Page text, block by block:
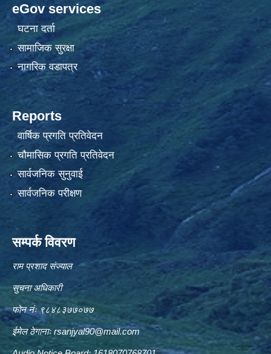
eGov services
घटना दर्ता
सामाजिक सुरक्षा
नागरिक वडापत्र
Reports
वार्षिक प्रगति प्रतिवेदन
चौमासिक प्रगति प्रतिवेदन
सार्वजनिक सुनुवाई
सार्वजनिक परीक्षण
सम्पर्क विवरण
राम प्रशाद संज्याल
सुचना अधिकारी
फोन नंः ९८४८३७७०७७
ईमेल ठेगानाःrsanjyal90@mail.com